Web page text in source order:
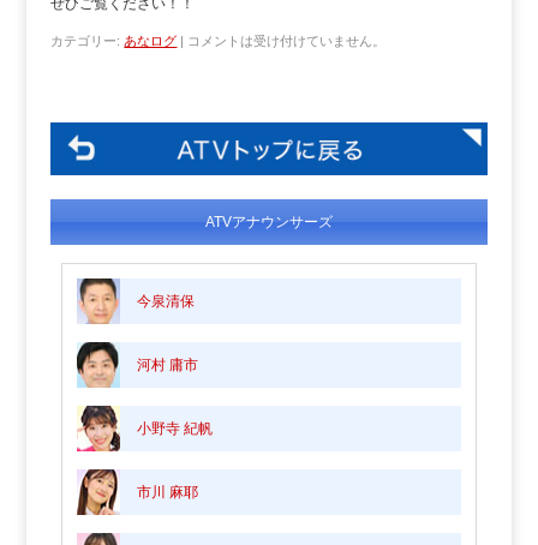
ぜひご覧ください！！
カテゴリー: あなログ コメントは受け付けていません。
ATVアナウンサーズ
今泉清保
河村 庸市
小野寺 紀帆
市川 麻耶